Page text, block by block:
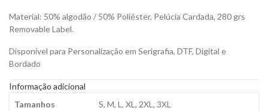
Material: 50% algodão / 50% Poliéster, Pelúcia Cardada, 280 grs
Removable Label.
Disponível para Personalização em Serigrafia, DTF, Digital e
Bordado
Informação adicional
Tamanhos
S, M, L, XL, 2XL, 3XL